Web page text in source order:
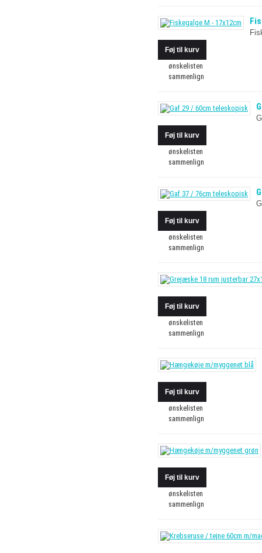
ønskelisten
sammenlign
ønskelisten
sammenlign
ønskelisten
sammenlign
ønskelisten
sammenlign
ønskelisten
sammenlign
ønskelisten
sammenlign